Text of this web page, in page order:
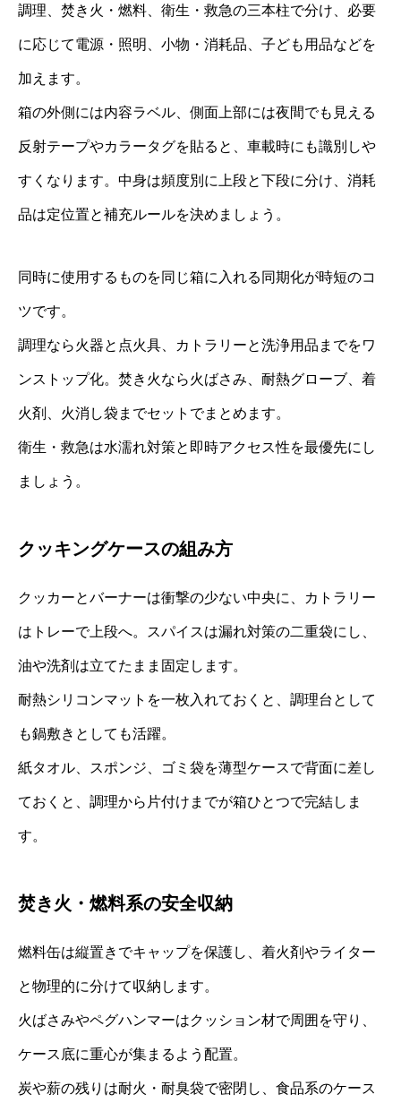
調理、焚き火・燃料、衛生・救急の三本柱で分け、必要
に応じて電源・照明、小物・消耗品、子ども用品などを
加えます。
箱の外側には内容ラベル、側面上部には夜間でも見える
反射テープやカラータグを貼ると、車載時にも識別しや
すくなります。中身は頻度別に上段と下段に分け、消耗
品は定位置と補充ルールを決めましょう。
同時に使用するものを同じ箱に入れる同期化が時短のコ
ツです。
調理なら火器と点火具、カトラリーと洗浄用品までをワ
ンストップ化。焚き火なら火ばさみ、耐熱グローブ、着
火剤、火消し袋までセットでまとめます。
衛生・救急は水濡れ対策と即時アクセス性を最優先にし
ましょう。
クッキングケースの組み方
クッカーとバーナーは衝撃の少ない中央に、カトラリー
はトレーで上段へ。スパイスは漏れ対策の二重袋にし、
油や洗剤は立てたまま固定します。
耐熱シリコンマットを一枚入れておくと、調理台として
も鍋敷きとしても活躍。
紙タオル、スポンジ、ゴミ袋を薄型ケースで背面に差し
ておくと、調理から片付けまでが箱ひとつで完結しま
す。
焚き火・燃料系の安全収納
燃料缶は縦置きでキャップを保護し、着火剤やライター
と物理的に分けて収納します。
火ばさみやペグハンマーはクッション材で周囲を守り、
ケース底に重心が集まるよう配置。
炭や薪の残りは耐火・耐臭袋で密閉し、食品系のケース